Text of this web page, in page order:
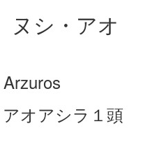
ヌシ・アオ
オアシラ１頭